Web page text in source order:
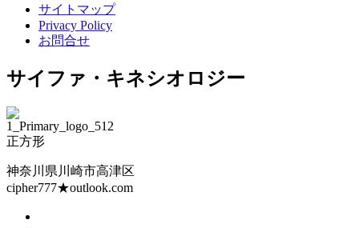
サイトマップ
Privacy Policy
お問合せ
サイファ・キネシオロジー
神奈川県川崎市高津区
cipher777★outlook.com